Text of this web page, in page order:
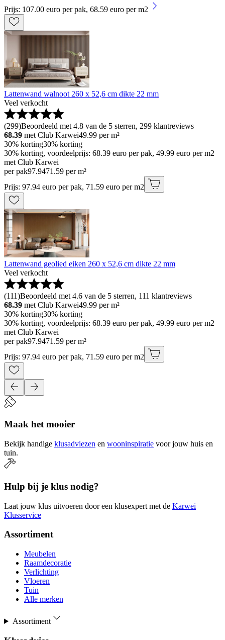
Prijs: 107.00 euro per pak, 68.59 euro per m2
Lattenwand walnoot 260 x 52,6 cm dikte 22 mm
Veel verkocht
(299)Beoordeeld met 4.8 van de 5 sterren, 299 klantreviews
68.39 met Club Karwei49.99 per m²
30% korting30% korting
30% korting, voordeelprijs: 68.39 euro per pak, 49.99 euro per m2
met Club Karwei
per pak97.9471.59 per m²
Prijs: 97.94 euro per pak, 71.59 euro per m2
Lattenwand geolied eiken 260 x 52,6 cm dikte 22 mm
Veel verkocht
(111)Beoordeeld met 4.6 van de 5 sterren, 111 klantreviews
68.39 met Club Karwei49.99 per m²
30% korting30% korting
30% korting, voordeelprijs: 68.39 euro per pak, 49.99 euro per m2
met Club Karwei
per pak97.9471.59 per m²
Prijs: 97.94 euro per pak, 71.59 euro per m2
Maak het mooier
Bekijk handige klusadviezen en wooninspiratie voor jouw huis en
tuin.
Hulp bij je klus nodig?
Laat jouw klus uitvoeren door een klusexpert met de Karwei
Klusservice
Assortiment
Meubelen
Raamdecoratie
Verlichting
Vloeren
Tuin
Alle merken
Assortiment